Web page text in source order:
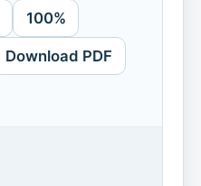
100%
Download PDF